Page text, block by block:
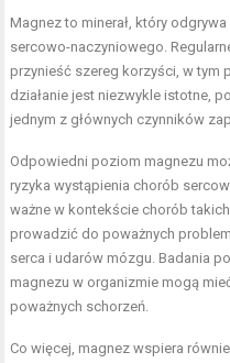
Magnez to minerał, który
sercowo-naczyniowego.
przynieść szereg korzyści, w tym
działanie jest niezwykle istotne,
jednym z głównych czynników
Odpowiedni poziom magnezu
ryzyka wystąpienia chorób
ważne w kontekście chorób
prowadzić do poważnych
serca i udarów mózgu. Badania
magnezu w organizmie mogą
poważnych schorzeń.
Co więcej, magnez wspiera